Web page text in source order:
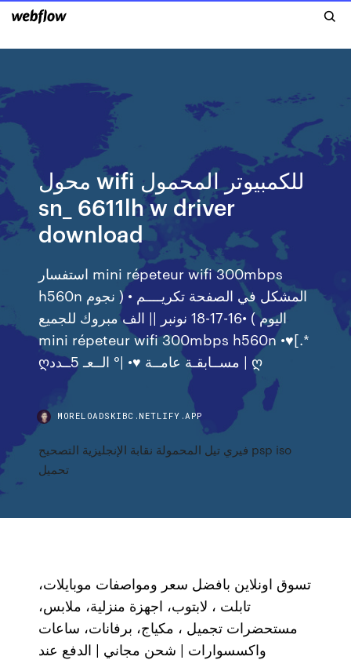
محول wifi للكمبيوتر المحمول
sn_ 6611lh w driver
download
استفسار mini répeteur wifi 300mbps
h560n المشكل في الصفحة تكريــــم • ( نجوم
اليوم ) •16-17-18 نونبر || الف مبروك للجميع
mini répeteur wifi 300mbps h560n •♥[.*
ღمســابقـة عامــة ♥• |° الــعـ 5ــدد | ღ
MORELOADSKIBC.NETLIFY.APP
فيري تيل المحمولة نقابة الإنجليزية التصحيح psp iso
تحميل
تسوق اونلاين بافضل سعر ومواصفات موبايلات،
تابلت ، لابتوب، اجهزة منزلية، ملابس،
مستحضرات تجميل ، مكياج، برفانات، ساعات
واكسسوارات | شحن مجاني | الدفع عند